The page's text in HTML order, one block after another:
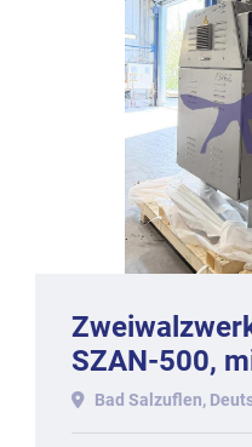
SZAN-500,
Arbeitsbreite.
Bad Salzuflen,